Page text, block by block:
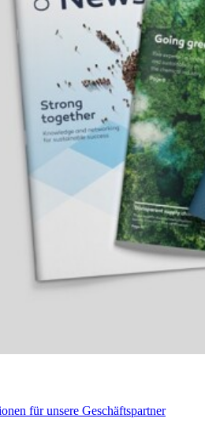
für unsere Geschäftspartner